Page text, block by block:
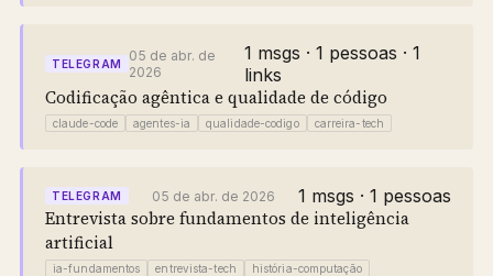
TELEGRAM
05 de abr. de
2026
1 msgs · 1 pessoas · 1
links
Codificação agêntica e qualidade de código
claude-code agentes-ia qualidade-codigo carreira-tech
TELEGRAM 05 de abr. de 2026 1 msgs · 1 pessoas
Entrevista sobre fundamentos de inteligência
artificial
ia-fundamentos entrevista-tech
história-computação